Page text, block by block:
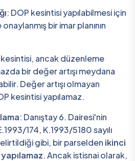
: DOP kesintisi yapılabilmesi için
bir imar planının
kesintisi, ancak düzenleme
bir değer artışı meydana
Değer artışı olmayan
kesintisi yapılamaz.
: Danıştay 6. Dairesi'nin
174, K.1993/5180 sayılı
gibi, bir parselden ikinci
. Ancak istisnai olarak,